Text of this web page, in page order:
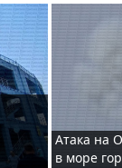
Атака на
в море